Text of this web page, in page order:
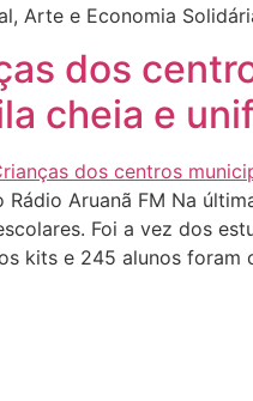
Arte e Economia
dos
cheia e
Rádio Aruanã FM Na
Foi a vez dos
kits e 245 alunos